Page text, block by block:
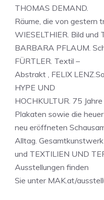
THOMAS DEMAND.
Räume, die von gestern
WIESELTHIER. Bild und
BARBARA PFLAUM.
FÜRTLER. Textil –
Abstrakt , FELIX
HYPE UND
HOCHKULTUR. 75
Plakaten sowie die heuer
neu eröffneten
Alltag. Gesamtkunstwerk
und TEXTILIEN UND
Ausstellungen finden
Sie unter MAK.at/